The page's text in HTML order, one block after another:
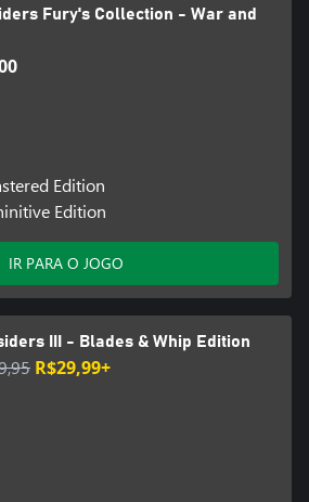
personagem ágil e flexível, capaz de
que permitem aos jogadores
nunca antes.
Fury's Collection - War and
Edition
Edition
IR PARA O JOGO
III - Blades & Whip Edition
R$29,99+